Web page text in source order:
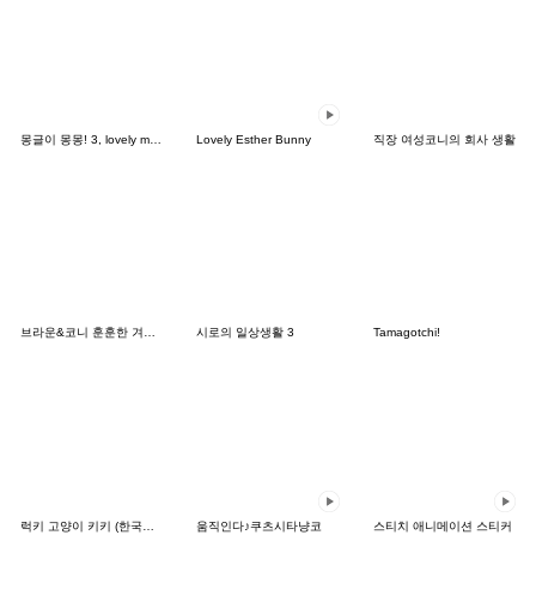
Lovely Esther Bunny 직장 여성코니의 회사 생활
브라운&코니 훈훈한 겨울 데이트 시로의 일상생활 3 Tamagotchi!
움직인다♪쿠츠시타냥코 스티치 애니메이션 스티커